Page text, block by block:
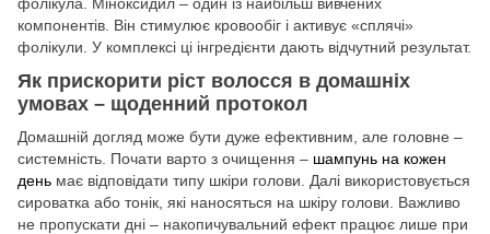
компонентів. Він стимулює кровообіг і активує «сплячі»
фолікули. У комплексі ці інгредієнти дають відчутний результат.
Як прискорити ріст волосся в домашніх
умовах – щоденний протокол
Домашній догляд може бути дуже ефективним, але головне –
системність. Почати варто з очищення – шампунь на кожен
день має відповідати типу шкіри голови. Далі використовується
сироватка або тонік, які наносяться на шкіру голови. Важливо
не пропускати дні – накопичувальний ефект працює лише при